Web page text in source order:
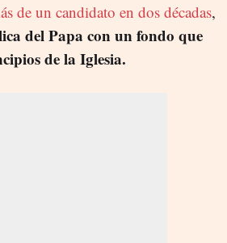
de un candidato en dos décadas,
del Papa con un fondo que
de la Iglesia.